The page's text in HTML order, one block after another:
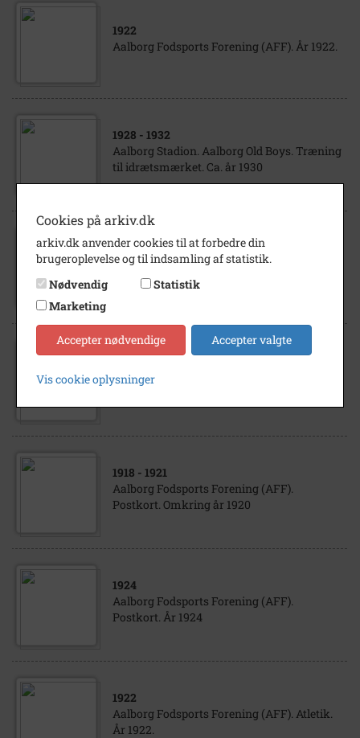
1922
Aalborg Fodsports Forening (AFF). År 1922.
1928 - 1932
Aalborg Stadion. Aalborg Old Boys. Træning
til idrætsmærket. Ca. år 1930
1922
Aalborg Fodsports Forening (AFF). År 1921.
1918 - 1921
Aalborg Fodsports Forening (AFF).
Postkort. Omkring år 1920
1924
Aalborg Fodsports Forening (AFF).
Postkort. År 1924
1922
Aalborg Fodsports Forening (AFF). Atletik.
År 1922.
Cookies på arkiv.dk
arkiv.dk anvender cookies til at forbedre din
brugeroplevelse og til indsamling af statistik.
Nødvendig
Statistik
Marketing
Accepter nødvendige Accepter valgte
Vis cookie oplysninger